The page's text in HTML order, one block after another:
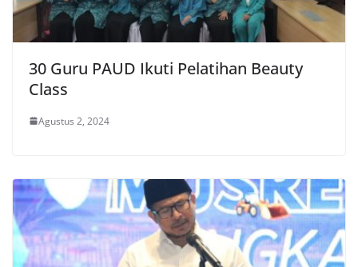
30 Guru PAUD Ikuti Pelatihan Beauty
Class
Agustus 2, 2024